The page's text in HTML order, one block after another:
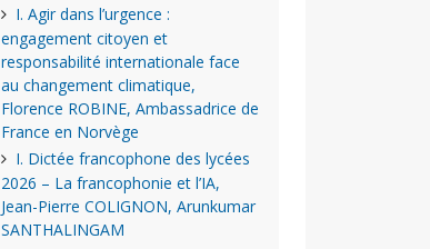
I. Agir dans l’urgence :
engagement citoyen et
responsabilité internationale face
au changement climatique,
Florence ROBINE, Ambassadrice de
France en Norvège
I. Dictée francophone des lycées
2026 – La francophonie et l’IA,
Jean-Pierre COLIGNON, Arunkumar
SANTHALINGAM